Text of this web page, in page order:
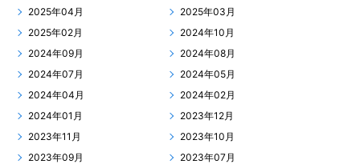
2025年04月
2025年03月
2025年02月
2024年10月
2024年09月
2024年08月
2024年07月
2024年05月
2024年04月
2024年02月
2024年01月
2023年12月
2023年11月
2023年10月
2023年09月
2023年07月